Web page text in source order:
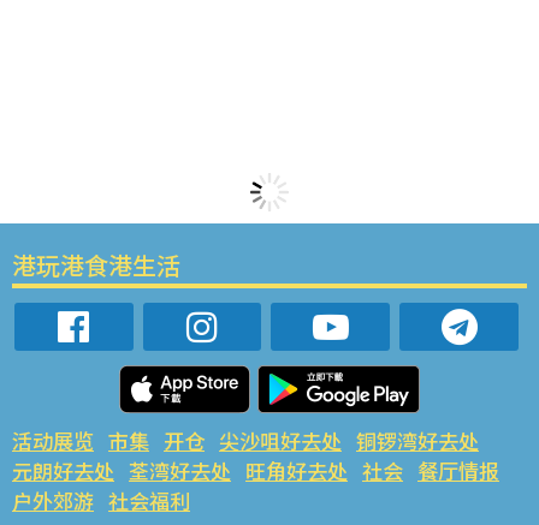
港玩港食港生活
活动展览 市集 开仓 尖沙咀好去处 铜锣湾好去处
元朗好去处 荃湾好去处 旺角好去处 社会 餐厅情报
户外郊游 社会福利